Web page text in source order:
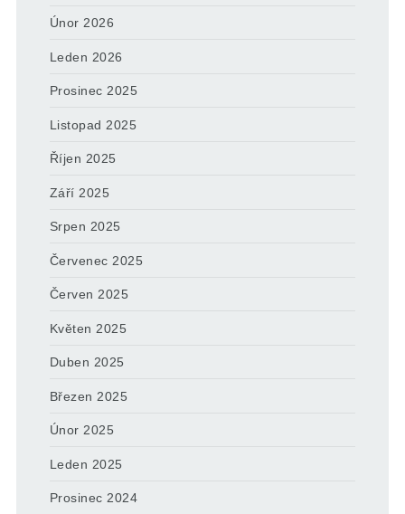
Únor 2026
Leden 2026
Prosinec 2025
Listopad 2025
Říjen 2025
Září 2025
Srpen 2025
Červenec 2025
Červen 2025
Květen 2025
Duben 2025
Březen 2025
Únor 2025
Leden 2025
Prosinec 2024